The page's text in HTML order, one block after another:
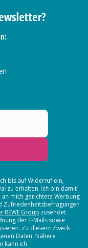
bis auf Widerruf ein,
zu erhalten. Ich bin damit
mich gerichtete Werbung
Zufriedenheitsbefragungen
Group zusendet.
der E-Mails sowie
Zu diesem Zweck
Daten. Nähere
kann ich